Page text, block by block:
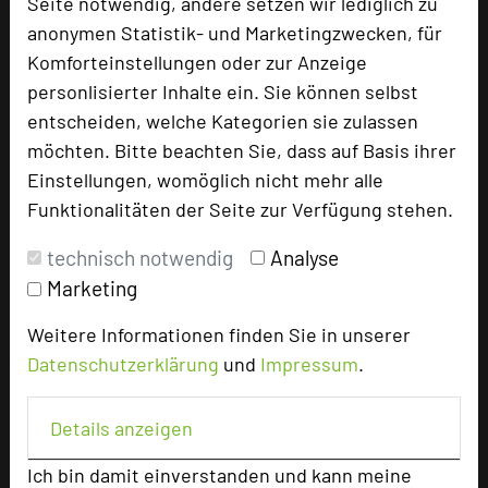
anonymen Statistik- und Marketingzwecken, für
Komforteinstellungen oder zur Anzeige
personlisierter Inhalte ein. Sie können selbst
entscheiden, welche Kategorien sie zulassen
möchten. Bitte beachten Sie, dass auf Basis ihrer
Einstellungen, womöglich nicht mehr alle
Funktionalitäten der Seite zur Verfügung stehen.
technisch notwendig
Analyse
Marketing
Weitere Informationen finden Sie in unserer
Datenschutzerklärung und Impressum.
Details anzeigen
Ich bin damit einverstanden und kann meine
Tagungsteilnehmer
Hotel bewerten
Max. Tagungskapazität (Personen)
U-Form
Reihenbestuhlung
Tagungsräume
6
Ausstellungsfläche